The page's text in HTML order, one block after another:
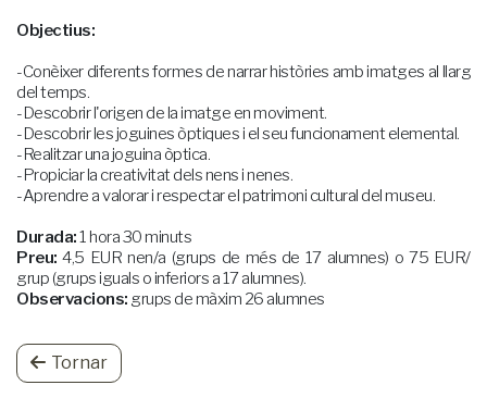
Objectius:
-Conèixer diferents formes de narrar històries amb imatges al llarg
del temps.
-Descobrir l'origen de la imatge en moviment.
-Descobrir les joguines òptiques i el seu funcionament elemental.
-Realitzar una joguina òptica.
-Propiciar la creativitat dels nens i nenes.
-Aprendre a valorar i respectar el patrimoni cultural del museu.
Durada:1 hora 30 minuts
Preu: 4,5 EUR nen/a (grups de més de 17 alumnes) o 75 EUR/
grup (grups iguals o inferiors a 17 alumnes).
Observacions: grups de màxim 26 alumnes
Tornar